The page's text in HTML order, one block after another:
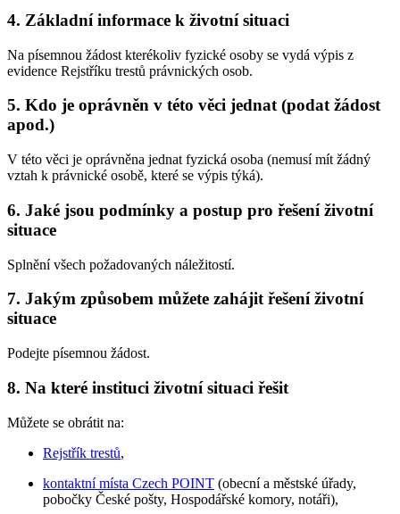
4. Základní informace k životní situaci
Na písemnou žádost kterékoliv fyzické osoby se vydá výpis z
evidence Rejstříku trestů právnických osob.
5. Kdo je oprávněn v této věci jednat (podat žádost
apod.)
V této věci je oprávněna jednat fyzická osoba (nemusí mít žádný
vztah k právnické osobě, které se výpis týká).
6. Jaké jsou podmínky a postup pro řešení životní
situace
Splnění všech požadovaných náležitostí.
7. Jakým způsobem můžete zahájit řešení životní
situace
Podejte písemnou žádost.
8. Na které instituci životní situaci řešit
Můžete se obrátit na:
Rejstřík trestů,
kontaktní místa Czech POINT (obecní a městské úřady,
pobočky České pošty, Hospodářské komory, notáři),